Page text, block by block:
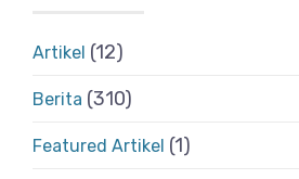
Artikel (12)
Berita (310)
Featured Artikel (1)